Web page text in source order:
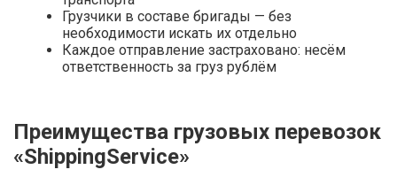
Грузчики в составе бригады — без
необходимости искать их отдельно
Каждое отправление застраховано: несём
ответственность за груз рублём
Преимущества грузовых перевозок
«ShippingService»